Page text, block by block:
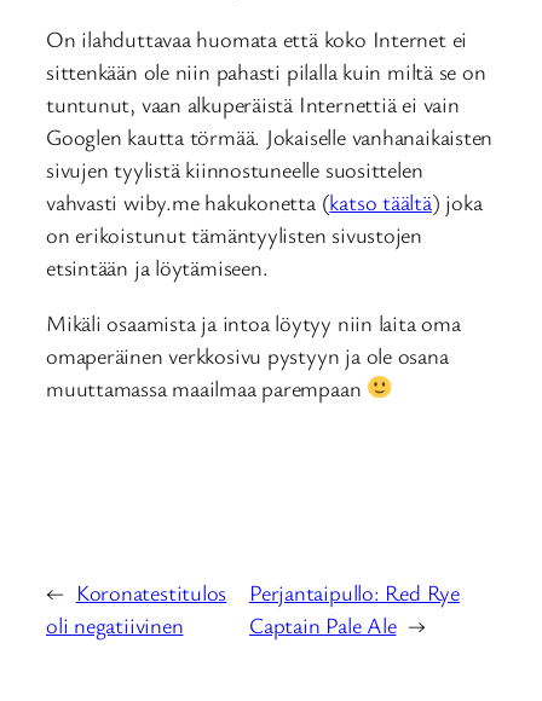
On ilahduttavaa huomata että koko Internet ei
sittenkään ole niin pahasti pilalla kuin miltä se on
tuntunut, vaan alkuperäistä Internettiä ei vain
Googlen kautta törmää. Jokaiselle vanhanaikaisten
sivujen tyylistä kiinnostuneelle suosittelen
vahvasti wiby.me hakukonetta (katso täältä) joka
on erikoistunut tämäntyylisten sivustojen
etsintään ja löytämiseen.
Mikäli osaamista ja intoa löytyy niin laita oma
omaperäinen verkkosivu pystyyn ja ole osana
muuttamassa maailmaa parempaan
← Koronatestitulos
oli negatiivinen
Perjantaipullo: Red Rye
Captain Pale Ale →